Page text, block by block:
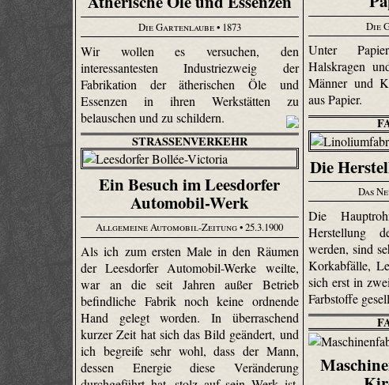
Die Gartenlaube• 1873
Wir wollen es versuchen, den
interessantesten Industriezweig der
Fabrikation der ätherischen Öle und
Essenzen in ihren Werkstätten zu
belauschen und zu schildern.
Die
Unter
Halskragen
Männer und
aus Papier.
Die
Das
Die
Herstellung
werden, sind
Korkabfälle,
sich erst in
Farbstoffe
STRASSENVERKEHR
Ein Besuch im Leesdorfer
Automobil-Werk
Allgemeine Automobil-Zeitung• 25.3.1900
Als ich zum ersten Male in den Räumen
der Leesdorfer Automobil-Werke weilte,
war an die seit Jahren außer Betrieb
befindliche Fabrik noch keine ordnende
Hand gelegt worden. In überraschend
kurzer Zeit hat sich das Bild geändert, und
ich begreife sehr wohl, dass der Mann,
dessen Energie diese Veränderung